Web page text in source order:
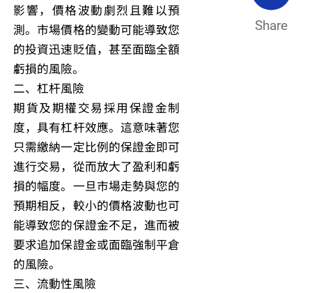
影響，價格波動劇烈且難以預
測。市場價格的變動可能導致您
的投資迅速貶值，甚至面臨全額
虧損的風險。
二、杠杆風險
期貨及期權交易採用保證金制
度，具有杠杆效應。這意味著您
只需繳納一定比例的保證金即可
進行交易，從而放大了盈利和虧
損的幅度。一旦市場走勢與您的
預期相反，較小的價格波動也可
能導致您的保證金不足，進而被
要求追加保證金或面臨強制平倉
的風險。
三、流動性風險
Share